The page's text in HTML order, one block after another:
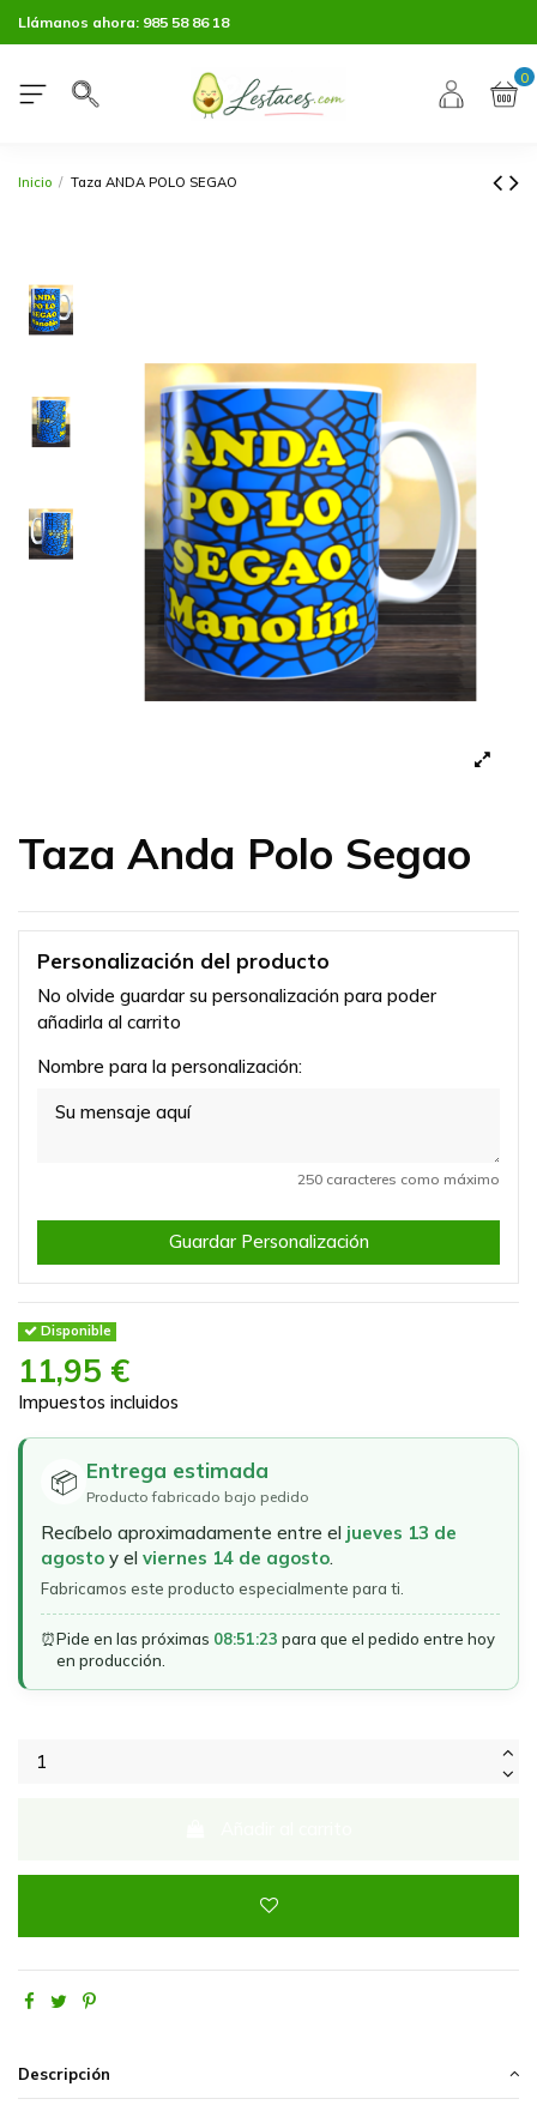
Llámanos ahora: 985 58 86 18
0
Inicio Taza ANDA POLO SEGAO
Taza Anda Polo Segao
Personalización del producto
No olvide guardar su personalización para poder
añadirla al carrito
Nombre para la personalización:
250 caracteres como máximo
Guardar Personalización
Disponible
11,95 €
Impuestos incluidos
📦 Entrega estimada
Producto fabricado bajo pedido
Recíbelo aproximadamente entre el jueves 13 de
agosto y el viernes 14 de agosto.
Fabricamos este producto especialmente para ti.
⏰Pide en las próximas 08:51:23 para que el pedido entre hoy
en producción.
Descripción